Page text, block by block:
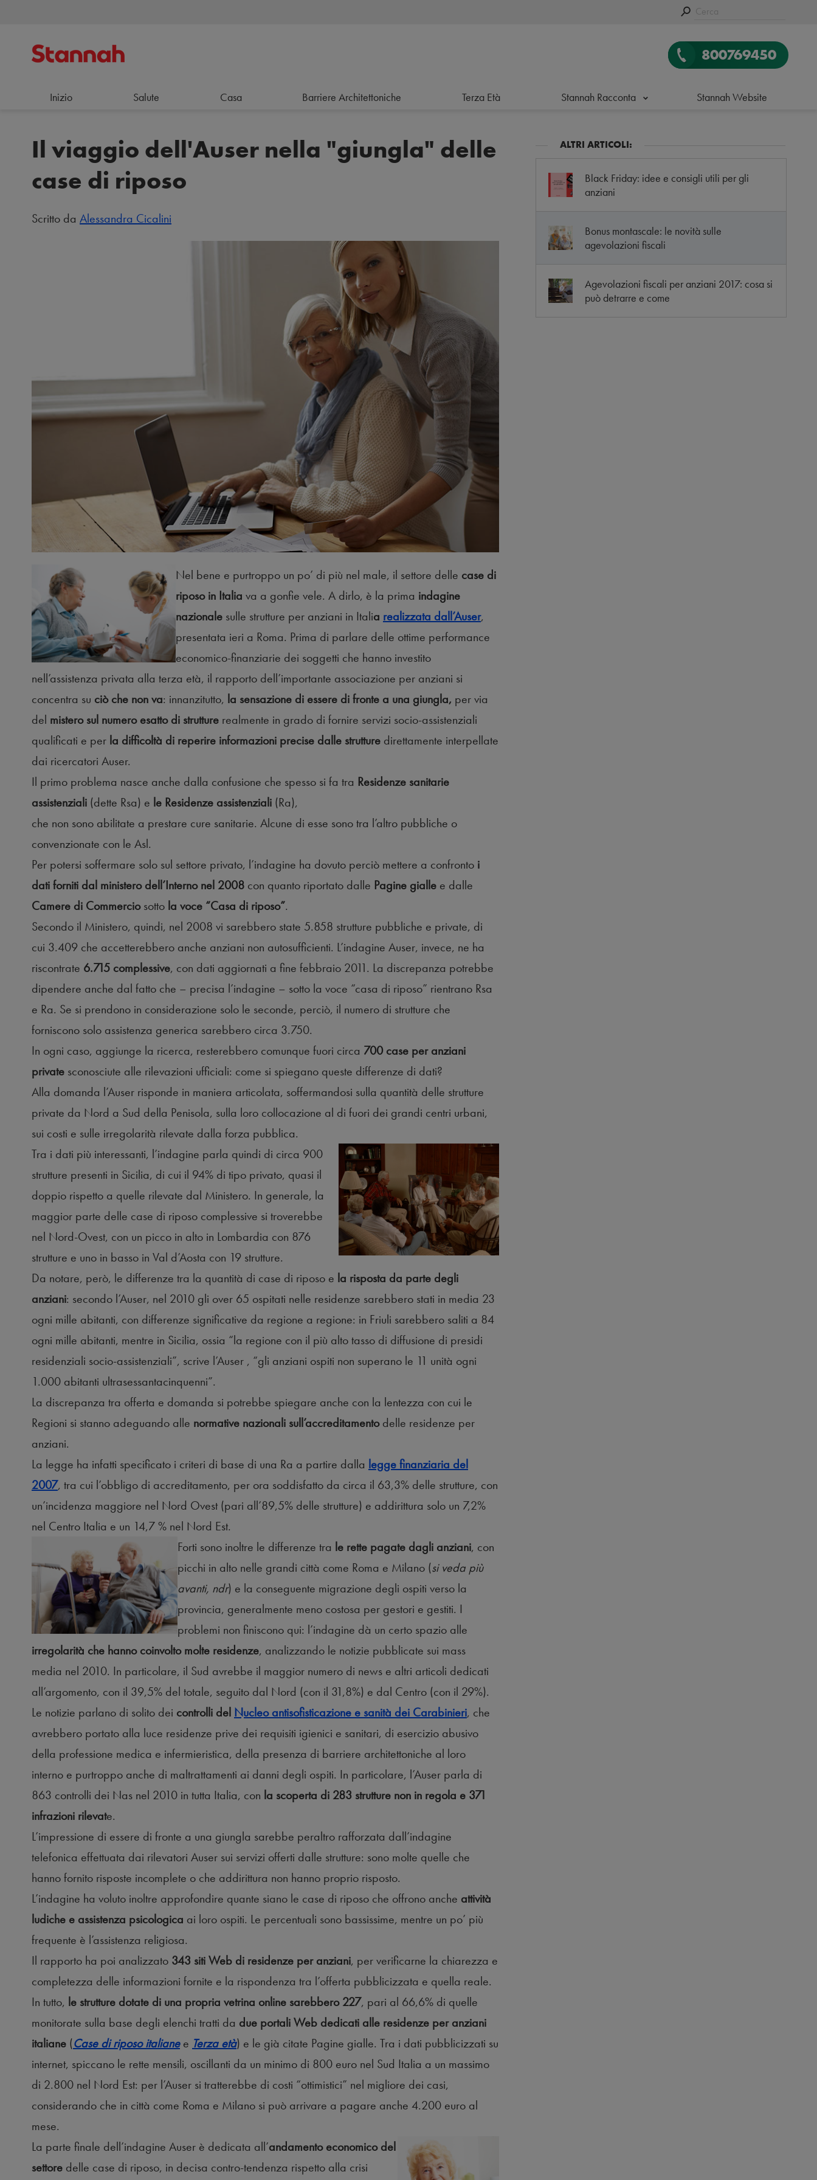
800769450
Inizio Salute Casa Barriere Architettoniche Terza Età Stannah Racconta Stannah Website
Il viaggio dell'Auser nella "giungla" delle
case di riposo
Scritto da Alessandra Cicalini
Nel bene e purtroppo un po’ di più nel male, il settore delle case di
riposo in Italia va a gonfie vele. A dirlo, è la prima indagine
nazionale sulle strutture per anziani in Italia realizzata dall’Auser,
presentata ieri a Roma. Prima di parlare delle ottime performance
economico-finanziarie dei soggetti che hanno investito
nell’assistenza privata alla terza età, il rapporto dell’importante associazione per anziani si
concentra su ciò che non va: innanzitutto, la sensazione di essere di fronte a una giungla, per via
del mistero sul numero esatto di strutture realmente in grado di fornire servizi socio-assistenziali
qualificati e per la difficoltà di reperire informazioni precise dalle strutture direttamente interpellate
dai ricercatori Auser.
Il primo problema nasce anche dalla confusione che spesso si fa tra Residenze sanitarie
assistenziali (dette Rsa) e le Residenze assistenziali (Ra),
che non sono abilitate a prestare cure sanitarie. Alcune di esse sono tra l’altro pubbliche o
convenzionate con le Asl.
Per potersi soffermare solo sul settore privato, l’indagine ha dovuto perciò mettere a confronto i
dati forniti dal ministero dell’Interno nel 2008 con quanto riportato dalle Pagine gialle e dalle
Camere di Commerciosotto la voce “Casa di riposo”.
Secondo il Ministero, quindi, nel 2008 vi sarebbero state 5.858 strutture pubbliche e private, di
cui 3.409 che accetterebbero anche anziani non autosufficienti. L’indagine Auser, invece, ne ha
riscontrate 6.715 complessive, con dati aggiornati a fine febbraio 2011. La discrepanza potrebbe
dipendere anche dal fatto che – precisa l’indagine – sotto la voce “casa di riposo” rientrano Rsa
e Ra. Se si prendono in considerazione solo le seconde, perciò, il numero di strutture che
forniscono solo assistenza generica sarebbero circa 3.750.
In ogni caso, aggiunge la ricerca, resterebbero comunque fuori circa 700 case per anziani
private sconosciute alle rilevazioni ufficiali: come si spiegano queste differenze di dati?
Alla domanda l’Auser risponde in maniera articolata, soffermandosi sulla quantità delle strutture
private da Nord a Sud della Penisola, sulla loro collocazione al di fuori dei grandi centri urbani,
sui costi e sulle irregolarità rilevate dalla forza pubblica.
Tra i dati più interessanti, l’indagine parla quindi di circa 900
strutture presenti in Sicilia, di cui il 94% di tipo privato, quasi il
doppio rispetto a quelle rilevate dal Ministero. In generale, la
maggior parte delle case di riposo complessive si troverebbe
nel Nord-Ovest, con un picco in alto in Lombardia con 876
strutture e uno in basso in Val d’Aosta con 19 strutture.
Da notare, però, le differenze tra la quantità di case di riposo e la risposta da parte degli
anziani: secondo l’Auser, nel 2010 gli over 65 ospitati nelle residenze sarebbero stati in media 23
ogni mille abitanti, con differenze significative da regione a regione: in Friuli sarebbero saliti a 84
ogni mille abitanti, mentre in Sicilia, ossia “la regione con il più alto tasso di diffusione di presidi
residenziali socio-assistenziali”, scrive l’Auser , “gli anziani ospiti non superano le 11 unità ogni
1.000 abitanti ultrasessantacinquenni”.
La discrepanza tra offerta e domanda si potrebbe spiegare anche con la lentezza con cui le
Regioni si stanno adeguando alle normative nazionali sull’accreditamentodelle residenze per
anziani.
La legge ha infatti specificato i criteri di base di una Ra a partire dalla legge finanziaria del
2007, tra cui l’obbligo di accreditamento, per ora soddisfatto da circa il 63,3% delle strutture, con
un’incidenza maggiore nel Nord Ovest (pari all’89,5% delle strutture) e addirittura solo un 7,2%
nel Centro Italia e un 14,7 % nel Nord Est.
Forti sono inoltre le differenze tra le rette pagate dagli anziani, con
picchi in alto nelle grandi città come Roma e Milano (si veda più
avanti, ndr) e la conseguente migrazione degli ospiti verso la
provincia, generalmente meno costosa per gestori e gestiti. I
problemi non finiscono qui: l’indagine dà un certo spazio alle
irregolarità che hanno coinvolto molte residenze, analizzando le notizie pubblicate sui mass
media nel 2010. In particolare, il Sud avrebbe il maggior numero di news e altri articoli dedicati
all’argomento, con il 39,5% del totale, seguito dal Nord (con il 31,8%) e dal Centro (con il 29%).
Le notizie parlano di solito dei controlli del Nucleo antisofisticazione e sanità dei Carabinieri, che
avrebbero portato alla luce residenze prive dei requisiti igienici e sanitari, di esercizio abusivo
della professione medica e infermieristica, della presenza di barriere architettoniche al loro
interno e purtroppo anche di maltrattamenti ai danni degli ospiti. In particolare, l’Auser parla di
863 controlli dei Nas nel 2010 in tutta Italia, con la scoperta di 283 strutture non in regola e 371
infrazioni rilevate.
L’impressione di essere di fronte a una giungla sarebbe peraltro rafforzata dall’indagine
telefonica effettuata dai rilevatori Auser sui servizi offerti dalle strutture: sono molte quelle che
hanno fornito risposte incomplete o che addirittura non hanno proprio risposto.
L’indagine ha voluto inoltre approfondire quante siano le case di riposo che offrono anche attività
ludiche e assistenza psicologica ai loro ospiti. Le percentuali sono bassissime, mentre un po’ più
frequente è l’assistenza religiosa.
Il rapporto ha poi analizzato 343 siti Web di residenze per anziani, per verificarne la chiarezza e
completezza delle informazioni fornite e la rispondenza tra l’offerta pubblicizzata e quella reale.
In tutto, le strutture dotate di una propria vetrina online sarebbero 227, pari al 66,6% di quelle
monitorate sulla base degli elenchi tratti da due portali Web dedicati alle residenze per anziani
italiane (Case di riposo italianee Terza età) e le già citate Pagine gialle. Tra i dati pubblicizzati su
internet, spiccano le rette mensili, oscillanti da un minimo di 800 euro nel Sud Italia a un massimo
di 2.800 nel Nord Est: per l’Auser si tratterebbe di costi “ottimistici” nel migliore dei casi,
considerando che in città come Roma e Milano si può arrivare a pagare anche 4.200 euro al
mese.
La parte finale dell’indagine Auser è dedicata all’andamento economico del
settore delle case di riposo, in decisa contro-tendenza rispetto alla crisi
ALTRI ARTICOLI:
Black Friday: idee e consigli utili per gli
anziani
Bonus montascale: le novità sulle
agevolazioni fiscali
Agevolazioni fiscali per anziani 2017: cosa si
può detrarre e come